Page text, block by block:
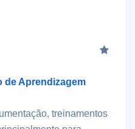
de Aprendizagem
treinamentos